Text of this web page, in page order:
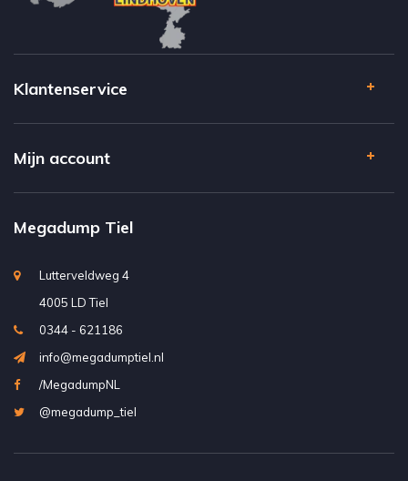
Klantenservice
Mijn account
Megadump Tiel
Lutterveldweg 4
4005 LD Tiel
0344 - 621186
info@megadumptiel.nl
/MegadumpNL
@megadump_tiel